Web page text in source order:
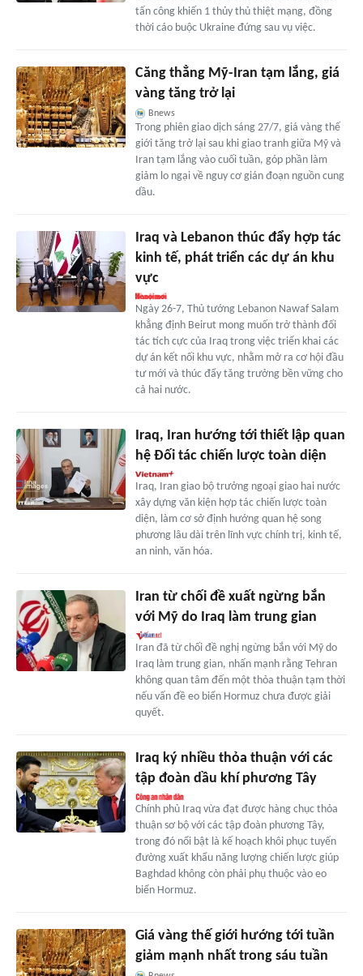
tấn công khiến 1 thủy thủ thiệt mạng, đồng
thời cáo buộc Ukraine đứng sau vụ việc.
Căng thẳng Mỹ-Iran tạm lắng, giá
vàng tăng trở lại
Bnews
Trong phiên giao dịch sáng 27/7, giá vàng thế
giới tăng trở lại sau khi giao tranh giữa Mỹ và
Iran tạm lắng vào cuối tuần, góp phần làm
giảm lo ngại về nguy cơ gián đoạn nguồn cung
dầu.
Iraq và Lebanon thúc đẩy hợp tác
kinh tế, phát triển các dự án khu
vực
Ngày 26-7, Thủ tướng Lebanon Nawaf Salam
khẳng định Beirut mong muốn trở thành đối
tác tích cực của Iraq trong việc triển khai các
dự án kết nối khu vực, nhằm mở ra cơ hội đầu
tư mới và thúc đẩy tăng trưởng bền vững cho
cả hai nước.
Iraq, Iran hướng tới thiết lập quan
hệ Đối tác chiến lược toàn diện
Iraq, Iran giao bộ trưởng ngoại giao hai nước
xây dựng văn kiện hợp tác chiến lược toàn
diện, làm cơ sở định hướng quan hệ song
phương lâu dài trên lĩnh vực chính trị, kinh tế,
an ninh, văn hóa.
Iran từ chối đề xuất ngừng bắn
với Mỹ do Iraq làm trung gian
Iran đã từ chối đề nghị ngừng bắn với Mỹ do
Iraq làm trung gian, nhấn mạnh rằng Tehran
không quan tâm đến một thỏa thuận tạm thời
nếu vấn đề eo biển Hormuz chưa được giải
quyết.
Iraq ký nhiều thỏa thuận với các
tập đoàn dầu khí phương Tây
Chính phủ Iraq vừa đạt được hàng chục thỏa
thuận sơ bộ với các tập đoàn phương Tây,
trong đó nổi bật là kế hoạch khôi phục tuyến
đường xuất khẩu năng lượng chiến lược giúp
Baghdad không còn phải phụ thuộc vào eo
biển Hormuz.
Giá vàng thế giới hướng tới tuần
giảm mạnh nhất trong sáu tuần